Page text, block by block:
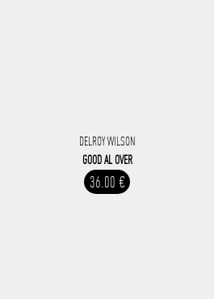
DELROY WILSON
GOOD AL OVER
36.00 €